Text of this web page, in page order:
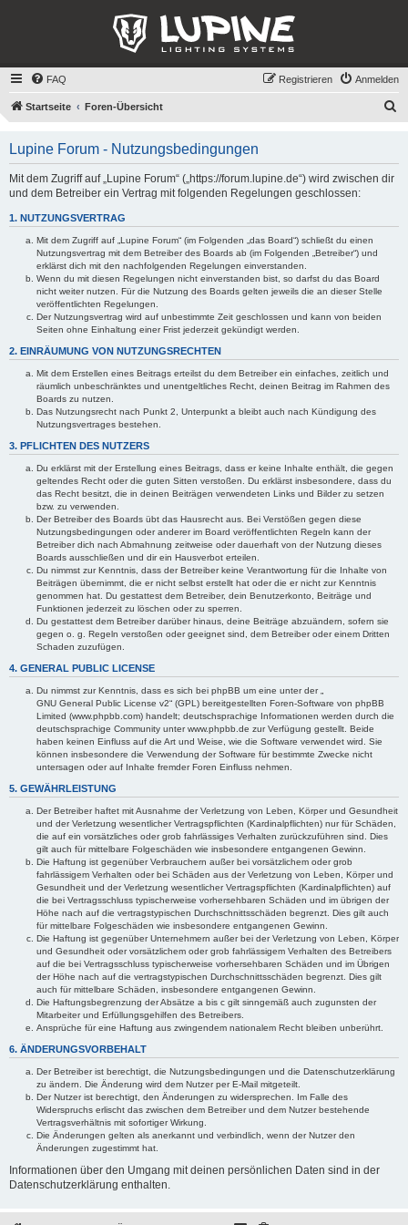
FAQ Anmelden
Registrieren
Startseite Foren-Übersicht
Lupine Forum - Nutzungsbedingungen
Mit dem Zugriff auf „Lupine Forum“ („https://forum.lupine.de“) wird zwischen dir
und dem Betreiber ein Vertrag mit folgenden Regelungen geschlossen:
1. NUTZUNGSVERTRAG
Mit dem Zugriff auf „Lupine Forum“ (im Folgenden „das Board“) schließt du einen
Nutzungsvertrag mit dem Betreiber des Boards ab (im Folgenden „Betreiber“) und
erklärst dich mit den nachfolgenden Regelungen einverstanden.
Wenn du mit diesen Regelungen nicht einverstanden bist, so darfst du das Board
nicht weiter nutzen. Für die Nutzung des Boards gelten jeweils die an dieser Stelle
veröffentlichten Regelungen.
Der Nutzungsvertrag wird auf unbestimmte Zeit geschlossen und kann von beiden
Seiten ohne Einhaltung einer Frist jederzeit gekündigt werden.
2. EINRÄUMUNG VON NUTZUNGSRECHTEN
Mit dem Erstellen eines Beitrags erteilst du dem Betreiber ein einfaches, zeitlich und
räumlich unbeschränktes und unentgeltliches Recht, deinen Beitrag im Rahmen des
Boards zu nutzen.
Das Nutzungsrecht nach Punkt 2, Unterpunkt a bleibt auch nach Kündigung des
Nutzungsvertrages bestehen.
3. PFLICHTEN DES NUTZERS
Du erklärst mit der Erstellung eines Beitrags, dass er keine Inhalte enthält, die gegen
geltendes Recht oder die guten Sitten verstoßen. Du erklärst insbesondere, dass du
das Recht besitzt, die in deinen Beiträgen verwendeten Links und Bilder zu setzen
bzw. zu verwenden.
Der Betreiber des Boards übt das Hausrecht aus. Bei Verstößen gegen diese
Nutzungsbedingungen oder anderer im Board veröffentlichten Regeln kann der
Betreiber dich nach Abmahnung zeitweise oder dauerhaft von der Nutzung dieses
Boards ausschließen und dir ein Hausverbot erteilen.
Du nimmst zur Kenntnis, dass der Betreiber keine Verantwortung für die Inhalte von
Beiträgen übernimmt, die er nicht selbst erstellt hat oder die er nicht zur Kenntnis
genommen hat. Du gestattest dem Betreiber, dein Benutzerkonto, Beiträge und
Funktionen jederzeit zu löschen oder zu sperren.
Du gestattest dem Betreiber darüber hinaus, deine Beiträge abzuändern, sofern sie
gegen o. g. Regeln verstoßen oder geeignet sind, dem Betreiber oder einem Dritten
Schaden zuzufügen.
4. GENERAL PUBLIC LICENSE
Du nimmst zur Kenntnis, dass es sich bei phpBB um eine unter der „
GNU General Public License v2“ (GPL) bereitgestellten Foren-Software von phpBB
Limited (www.phpbb.com) handelt; deutschsprachige Informationen werden durch die
deutschsprachige Community unter www.phpbb.de zur Verfügung gestellt. Beide
haben keinen Einfluss auf die Art und Weise, wie die Software verwendet wird. Sie
können insbesondere die Verwendung der Software für bestimmte Zwecke nicht
untersagen oder auf Inhalte fremder Foren Einfluss nehmen.
5. GEWÄHRLEISTUNG
Der Betreiber haftet mit Ausnahme der Verletzung von Leben, Körper und Gesundheit
und der Verletzung wesentlicher Vertragspflichten (Kardinalpflichten) nur für Schäden,
die auf ein vorsätzliches oder grob fahrlässiges Verhalten zurückzuführen sind. Dies
gilt auch für mittelbare Folgeschäden wie insbesondere entgangenen Gewinn.
Die Haftung ist gegenüber Verbrauchern außer bei vorsätzlichem oder grob
fahrlässigem Verhalten oder bei Schäden aus der Verletzung von Leben, Körper und
Gesundheit und der Verletzung wesentlicher Vertragspflichten (Kardinalpflichten) auf
die bei Vertragsschluss typischerweise vorhersehbaren Schäden und im übrigen der
Höhe nach auf die vertragstypischen Durchschnittsschäden begrenzt. Dies gilt auch
für mittelbare Folgeschäden wie insbesondere entgangenen Gewinn.
Die Haftung ist gegenüber Unternehmern außer bei der Verletzung von Leben, Körper
und Gesundheit oder vorsätzlichem oder grob fahrlässigem Verhalten des Betreibers
auf die bei Vertragsschluss typischerweise vorhersehbaren Schäden und im Übrigen
der Höhe nach auf die vertragstypischen Durchschnittsschäden begrenzt. Dies gilt
auch für mittelbare Schäden, insbesondere entgangenen Gewinn.
Die Haftungsbegrenzung der Absätze a bis c gilt sinngemäß auch zugunsten der
Mitarbeiter und Erfüllungsgehilfen des Betreibers.
Ansprüche für eine Haftung aus zwingendem nationalem Recht bleiben unberührt.
6. ÄNDERUNGSVORBEHALT
Der Betreiber ist berechtigt, die Nutzungsbedingungen und die Datenschutzerklärung
zu ändern. Die Änderung wird dem Nutzer per E-Mail mitgeteilt.
Der Nutzer ist berechtigt, den Änderungen zu widersprechen. Im Falle des
Widerspruchs erlischt das zwischen dem Betreiber und dem Nutzer bestehende
Vertragsverhältnis mit sofortiger Wirkung.
Die Änderungen gelten als anerkannt und verbindlich, wenn der Nutzer den
Änderungen zugestimmt hat.
Informationen über den Umgang mit deinen persönlichen Daten sind in der
Datenschutzerklärung enthalten.